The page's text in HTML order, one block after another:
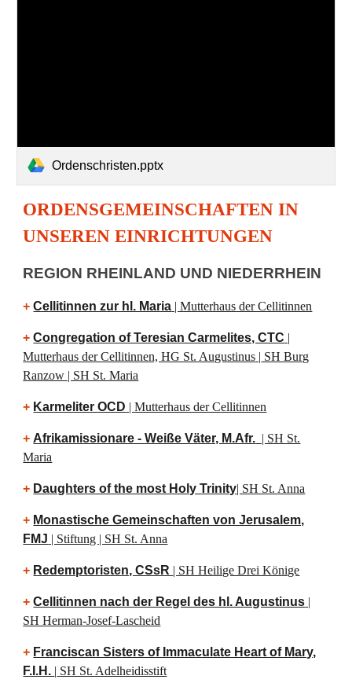
Ordenschristen.pptx
ORDENSGEMEINSCHAFTEN IN
UNSEREN EINRICHTUNGEN
REGION RHEINLAND UND NIEDERRHEIN
+ Cellitinnen zur hl. Maria | Mutterhaus der Cellitinnen
+ Congregation of Teresian Carmelites, CTC |
Mutterhaus der Cellitinnen, HG St. Augustinus | SH Burg
Ranzow | SH St. Maria
+ Karmeliter OCD |Mutterhaus der Cellitinnen
+ Afrikamissionare - Weiße Väter, M.Afr. | SH St.
Maria
+ Daughters of the most Holy Trinity| SH St. Anna
+ Monastische Gemeinschaften von Jerusalem,
FMJ | Stiftung | SH St. Anna
+ Redemptoristen, CSsR | SH Heilige Drei Könige
+ Cellitinnen nach der Regel des hl. Augustinus |
SH Herman-Josef-Lascheid
+ Franciscan Sisters of Immaculate Heart of Mary,
F.I.H. | SH St. Adelheidisstift